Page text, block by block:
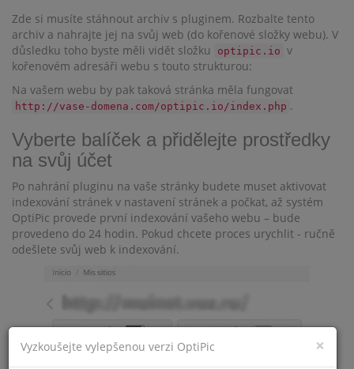
Zde si musíte stáhnout archiv s pluginem. Rozbalte tento
archiv a nahrajte jej na svůj web (do kořenové složky webu). V
důsledku toho byste měli vidět složku
optipic.io v
kořenovém adresáři webu s touto strukturou:
Na vašem webu by pak taková stránka měla fungovat
http://vase-domena.com/optipic.io/index.php .
Vyberte balíček a přidělejte prostředky
na svůj účet
Po nahrání pluginu na vaše stránky budete muset aktivovat
indexování stránek v nastavení stránek a počkat, až systém
OptiPic provede první indexování vašeho webu – bude
provedeno do 24 hodin. Pokud chcete proces urychlit - ručně
odešlete svůj web k indexování.
×
Vyzkoušejte vylepšenou verzi OptiPic